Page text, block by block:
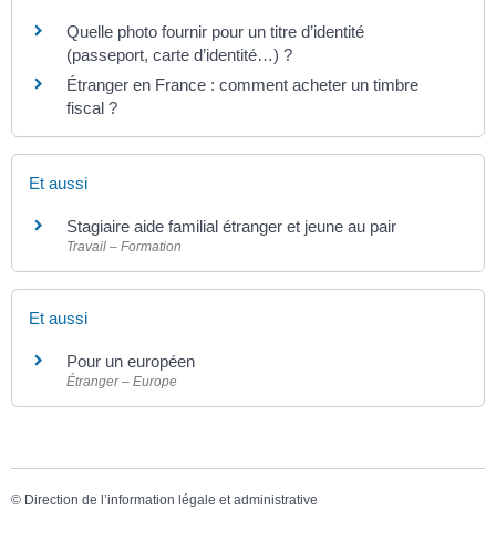
Quelle photo fournir pour un titre d’identité
(passeport, carte d’identité…) ?
Étranger en France : comment acheter un timbre
fiscal ?
Et aussi
Stagiaire aide familial étranger et jeune au pair
Travail – Formation
Et aussi
Pour un européen
Étranger – Europe
© Direction de l’information légale et administrative